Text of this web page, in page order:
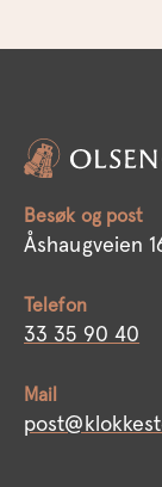
Besøk og post
Åshaugveien
Telefon
33 35 90 40
Mail